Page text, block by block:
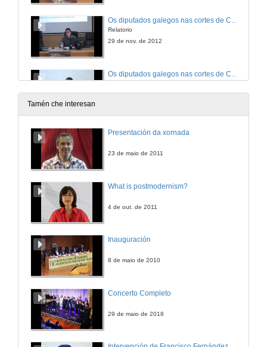
Os diputados galegos nas cortes de Cádiz
Relatorio
29 de nov. de 2012
Rolda de preguntas
29 de nov. de 2012
Tamén che interesan
Presentación da xornada
23 de maio de 2011
What is postmodernism?
4 de out. de 2011
Inauguración
8 de maio de 2010
Concerto Completo
29 de maio de 2018